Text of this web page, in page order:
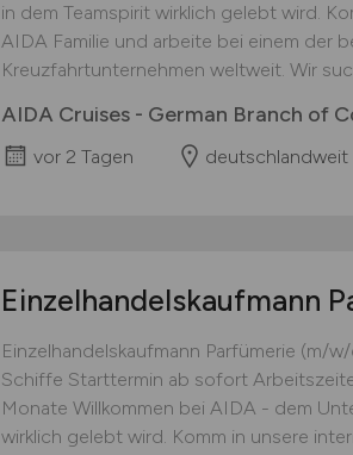
in dem Teamspirit wirklich gelebt wird.
AIDA Familie und arbeite bei einem der
Kreuzfahrtunternehmen weltweit. Wir
AIDA Cruises - German Branch of
vor 2 Tagen deutschlandweit
Einzelhandelskaufmann
Einzelhandelskaufmann Parfümerie (m/
Schiffe Starttermin ab sofort
Monate Willkommen bei AIDA - dem
wirklich gelebt wird. Komm in unsere